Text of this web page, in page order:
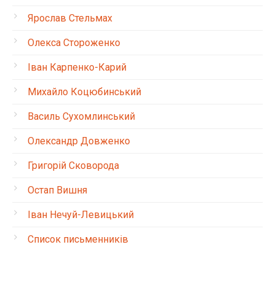
Ярослав Стельмах
Олекса Стороженко
Іван Карпенко-Карий
Михайло Коцюбинський
Василь Сухомлинський
Олександр Довженко
Григорій Сковорода
Остап Вишня
Іван Нечуй-Левицький
Список письменників